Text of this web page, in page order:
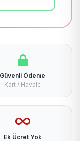
Güvenli Ödeme
Kart / Havale
Ek Ücret Yok